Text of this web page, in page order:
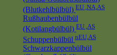
(Blutkehlbülbül) EU ,NA,AS
Rußhaubenbülbül
(Kotilangbülbül) EU ,AS
Schuppenbülbül nEU,AS
Schwarzkappenbülbül